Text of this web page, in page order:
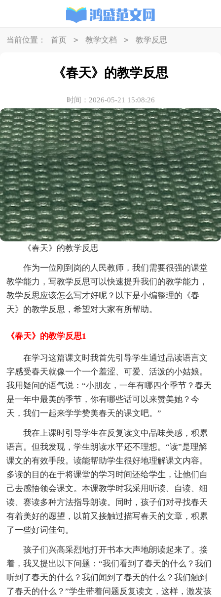
当前位置： 首页 > 教学文档 > 教学反思
《春天》的教学反思
时间：2026-05-21 15:08:26
《春天》的教学反思
作为一位刚到岗的人民教师，我们需要很强的课堂
教学能力，写教学反思可以快速提升我们的教学能力，
教学反思应该怎么写才好呢？以下是小编整理的《春
天》的教学反思，希望对大家有所帮助。
《春天》的教学反思1
在学习这篇课文时我首先引导学生通过品读语言文
字感受春天就像一个一个羞涩、可爱、活泼的小姑娘。
我用疑问的语气说：“小朋友，一年有哪四个季节？春天
是一年中最美的季节，你有哪些话可以来赞美她？今
天，我们一起来学学赞美春天的课文吧。”
我在上课时引导学生在反复读文中品味美感，积累
语言。但我发现，学生朗读水平还不理想。“读”是理解
课文的有效手段。读能帮助学生很好地理解课文内容。
多读的目的在于将课堂的学习时间还给学生，让他们自
己去感悟领会课文。本课教学时我采用听读、自读、细
读、赛读多种方法指导朗读。同时，孩子们对寻找春天
有着美好的愿望，以前又接触过描写春天的文章，积累
了一些好词佳句。
孩子们兴高采烈地打开书本大声地朗读起来了。接
着，我又提出以下问题：“我们看到了春天的什么？我们
听到了春天的什么？我们闻到了春天的什么？我们触到
了春天的什么？”学生带着问题反复读文，这样，激发孩